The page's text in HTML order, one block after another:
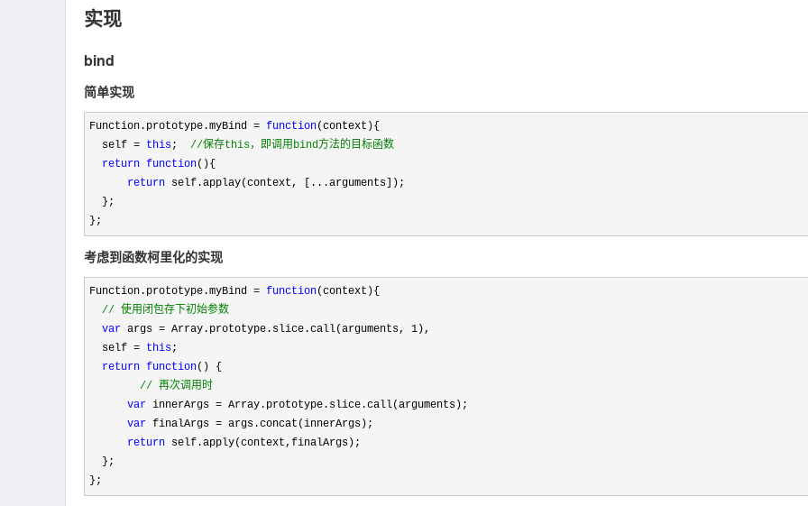
实现
bind
简单实现
Function.prototype.myBind = function(context){
  self
= this; //保存this，即调用bind方法的目标函数
return function(){
return self.applay(context, [...arguments]);
};
考虑到函数柯里化的实现
Function.prototype.myBind = function(context){
// 使用闭包存下初始参数
var args = Array.prototype.slice.call(arguments, 1 ),
  self
= this;
return function() {
// 再次调用时
var innerArgs = Array.prototype.slice.call(arguments);
var finalArgs = args.concat(innerArgs);
return self.apply(context,finalArgs);
};